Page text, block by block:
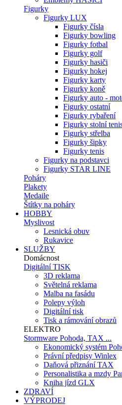
Figurky
Figurky LUX
Figurky čísla
Figurky bowling
Figurky fotbal
Figurky golf
Figurky hasiči
Figurky hokej
Figurky karty
Figurky koně
Figurky auto -
Figurky ostatní
Figurky rybaření
Figurky stolní
Figurky střelba
Figurky šipky
Figurky tenis
Figurky na podstavci
Figurky STAR LINE
Poháry
Plakety
Medaile
Štítky na poháry
HOBBY
Myslivost
Lesnická obuv
Rukavice
SLUŽBY
Domácnost
Digitální TISK
3D reklama
Světelná reklama
Malba na fasádu
Polepy výloh
Digitální tisk
Tisk a rámování obrazů
ELEKTRO
Stormware Pohoda, TAX ...
Ekonomický systém
Právní předpisy Winlex
Daňová přiznání TAX
Personalistika a mzdy
Kniha jízd GLX
ZDRAVÍ
VÝPRODEJ